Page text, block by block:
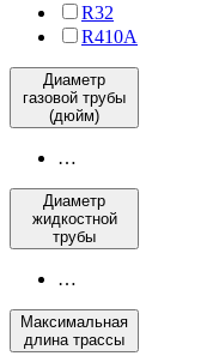
R32
R410A
Диаметр
газовой трубы
(дюйм)
…
Диаметр
жидкостной
трубы
…
Максимальная
длина трассы